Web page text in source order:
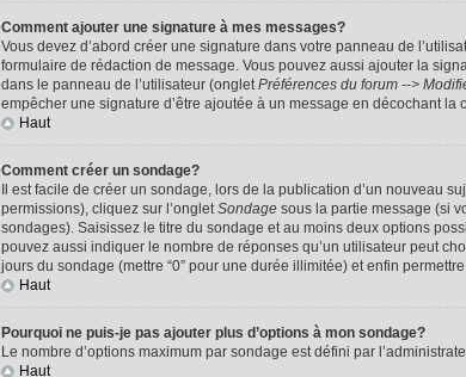
Comment ajouter une signature à mes messages?
Vous devez d’abord créer une signature dans votre panneau de
formulaire de rédaction de message. Vous pouvez aussi ajouter la
dans le panneau de l’utilisateur (ongletPréférences du forum -->
empêcher une signature d’être ajoutée à un message en décochant la
Haut
Comment créer un sondage?
Il est facile de créer un sondage, lors de la publication d’un nouveau
permissions), cliquez sur l’ongletSondage sous la partie message (si
sondages). Saisissez le titre du sondage et au moins deux options
pouvez aussi indiquer le nombre de réponses qu’un utilisateur peut
jours du sondage (mettre “0” pour une durée illimitée) et enfin
Haut
Pourquoi ne puis-je pas ajouter plus d’options à mon sondage?
Le nombre d’options maximum par sondage est défini par
Haut